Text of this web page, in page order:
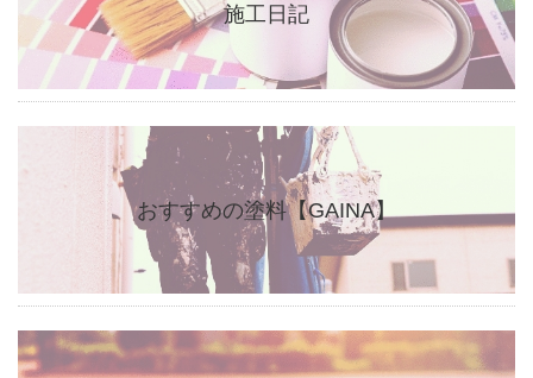
施工日記
おすすめの塗料【GAINA】